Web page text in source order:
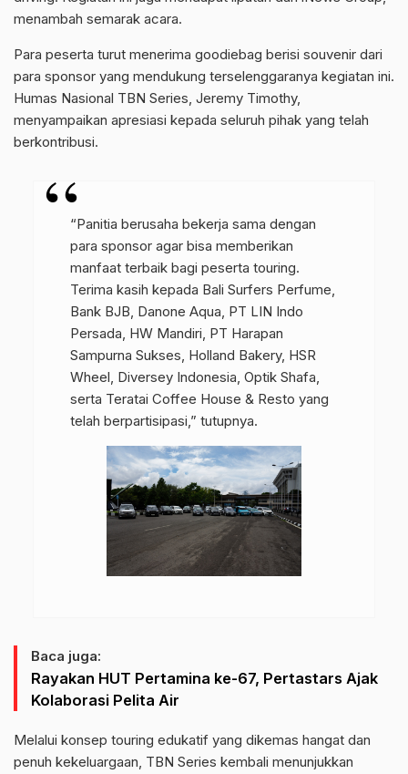
menambah semarak acara.
Para peserta turut menerima goodiebag berisi souvenir dari
para sponsor yang mendukung terselenggaranya kegiatan ini.
Humas Nasional TBN Series, Jeremy Timothy,
menyampaikan apresiasi kepada seluruh pihak yang telah
berkontribusi.
“Panitia berusaha bekerja sama dengan
para sponsor agar bisa memberikan
manfaat terbaik bagi peserta touring.
Terima kasih kepada Bali Surfers Perfume,
Bank BJB, Danone Aqua, PT LIN Indo
Persada, HW Mandiri, PT Harapan
Sampurna Sukses, Holland Bakery, HSR
Wheel, Diversey Indonesia, Optik Shafa,
serta Teratai Coffee House & Resto yang
telah berpartisipasi,” tutupnya.
Baca juga:
Rayakan HUT Pertamina ke-67, Pertastars Ajak
Kolaborasi Pelita Air
Melalui konsep touring edukatif yang dikemas hangat dan
penuh kekeluargaan, TBN Series kembali menunjukkan